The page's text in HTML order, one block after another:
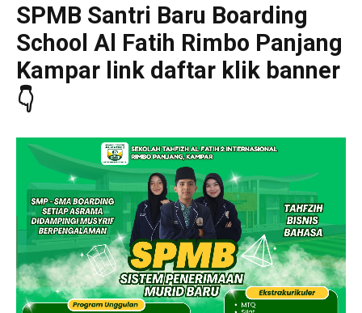
SPMB Santri Baru Boarding
School Al Fatih Rimbo Panjang
Kampar link daftar klik banner
👇